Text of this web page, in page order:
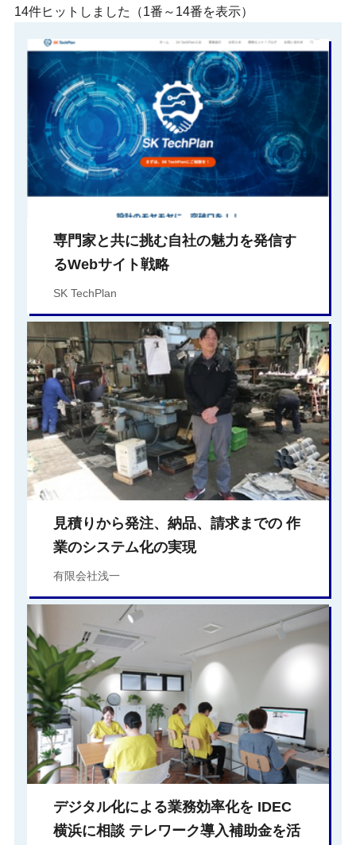
14件ヒットしました（1番～14番を表示）
専門家と共に挑む自社の魅力を発信す
るWebサイト戦略
SK TechPlan
見積りから発注、納品、請求までの 作
業のシステム化の実現
有限会社浅一
デジタル化による業務効率化を IDEC
横浜に相談 テレワーク導入補助金を活